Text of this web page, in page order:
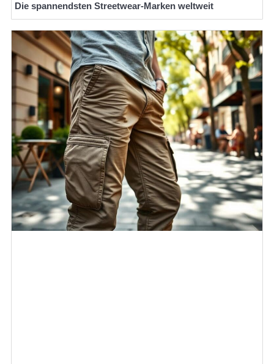
Die spannendsten Streetwear-Marken weltweit